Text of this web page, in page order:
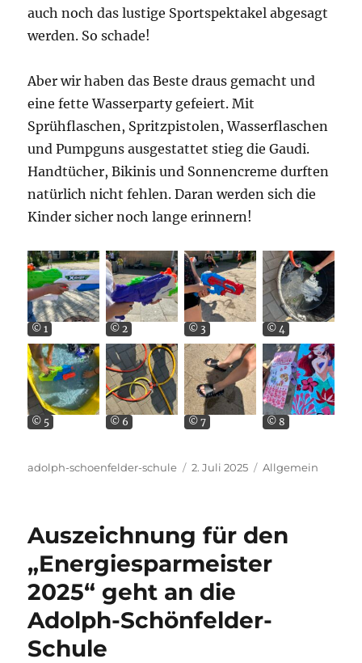
auch noch das lustige Sportspektakel abgesagt
werden. So schade!
Aber wir haben das Beste draus gemacht und
eine fette Wasserparty gefeiert. Mit
Sprühflaschen, Spritzpistolen, Wasserflaschen
und Pumpguns ausgestattet stieg die Gaudi.
Handtücher, Bikinis und Sonnencreme durften
natürlich nicht fehlen. Daran werden sich die
Kinder sicher noch lange erinnern!
© 1 © 2 © 3 © 4
© 5 © 6 © 7 © 8
Autor
adolph-schoenfelder-schule
Veröffentlicht
2. Juli 2025 Kategorien
Allgemein
Auszeichnung für den
„Energiesparmeister
2025“ geht an die
Adolph-Schönfelder-
Schule